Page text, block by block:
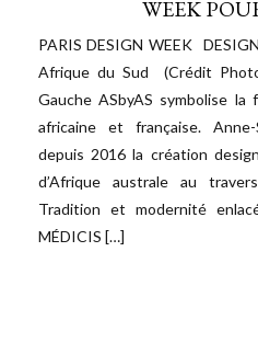
WEEK
PARIS DESIGN WEEK
Afrique du Sud (Crédit
Gauche ASbyAS symbolise
africaine et française.
depuis 2016 la création
d’Afrique australe au
Tradition et modernité
MÉDICIS […]